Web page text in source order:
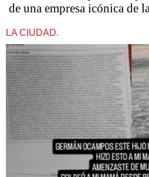
de una empresa icónica de
LA CIUDAD.